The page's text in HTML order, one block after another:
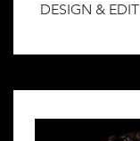
DESIGN & EDIT